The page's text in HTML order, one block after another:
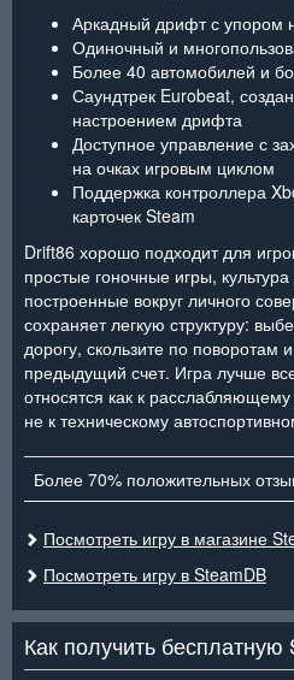
Аркадный дрифт с упором
Одиночный и
Более 40 автомобилей и
Саундтрек Eurobeat,
настроением дрифта
Доступное управление с
на очках игровым циклом
Поддержка контроллера
карточек Steam
Drift86 хорошо подходит для
простые гоночные игры,
построенные вокруг личного
сохраняет легкую структуру:
дорогу, скользите по поворотам
предыдущий счет. Игра лучше
относятся как к
не к техническому
Более 70% положительных
Посмотреть игру в магазине
Посмотреть игру в SteamDB
Как получить